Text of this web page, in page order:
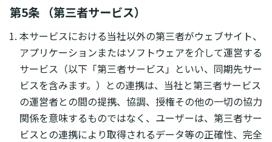
第5条 （第三者サービス）
本サービスにおける当社以外の第三者がウェブサイト、
アプリケーションまたはソフトウェアを介して運営する
サービス（以下「第三者サービス」といい、同期先サー
ビスを含みます。）との連携は、当社と第三者サービス
の運営者との間の提携、協調、授権その他の一切の協力
関係を意味するものではなく、ユーザーは、第三者サー
ビスとの連携により取得されるデータ等の正確性、完全